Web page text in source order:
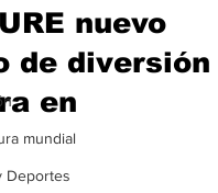
mundial
Deportes
nuevo
de diversión
en